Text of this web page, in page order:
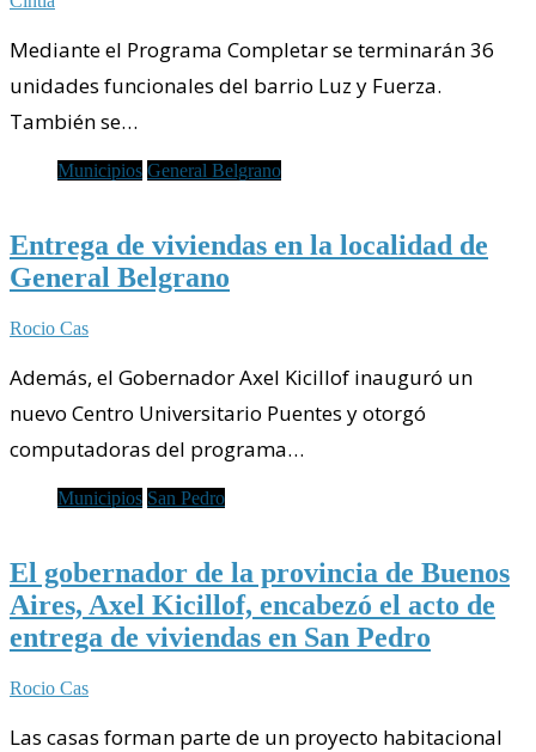
Mediante el Programa Completar se terminarán 36
unidades funcionales del barrio Luz y Fuerza.
También se…
Municipios General Belgrano
Entrega de viviendas en la localidad de
General Belgrano
Rocio Cas
Además, el Gobernador Axel Kicillof inauguró un
nuevo Centro Universitario Puentes y otorgó
computadoras del programa…
Municipios San Pedro
El gobernador de la provincia de Buenos
Aires, Axel Kicillof, encabezó el acto de
entrega de viviendas en San Pedro
Rocio Cas
Las casas forman parte de un proyecto habitacional